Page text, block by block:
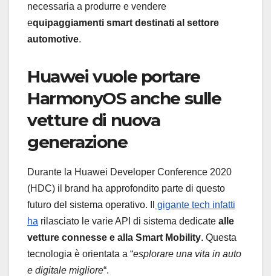
necessaria a produrre e vendere
equipaggiamenti smart destinati al settore
automotive.
Huawei vuole portare
HarmonyOS anche sulle
vetture di nuova
generazione
Durante la Huawei Developer Conference 2020
(HDC) il brand ha approfondito parte di questo
futuro del sistema operativo. Il
gigante tech infatti
ha rilasciato le varie API di sistema dedicate alle
vetture connesse e alla Smart Mobility. Questa
tecnologia è orientata a “esplorare una vita in auto
e digitale migliore“.